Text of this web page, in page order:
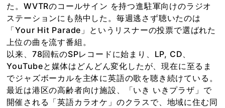
た。WVTRのコールサイン を持つ進駐軍向けのラジオ
ステーションにも熱中した。毎週逃さず聴いたのは
「Your Hit Parade」というリスナーの投票で選ばれた
上位の曲を流す番組。
以来、78回転のSPレコードに始まり、LP, CD、
YouTubeと媒体はどんどん変化したが、現在に至るま
でジャズボーカルを主体に英語の歌を聴き続けている。
最近は港区の高齢者向け施設、「いき いきプラザ」で
開催される「英語カラオケ」のクラスで、地域に住む同